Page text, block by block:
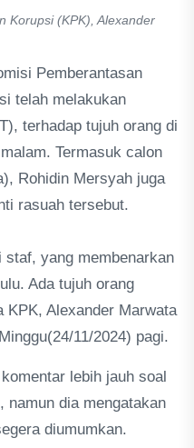
Korupsi (KPK), Alexander
Pemberantasan
telah melakukan
terhadap tujuh orang di
Termasuk calon
Rohidin Mersyah juga
rasuah tersebut.
staf, yang membenarkan
Ada tujuh orang
KPK, Alexander Marwata
11/2024) pagi.
lebih jauh soal
namun dia mengatakan
diumumkan.